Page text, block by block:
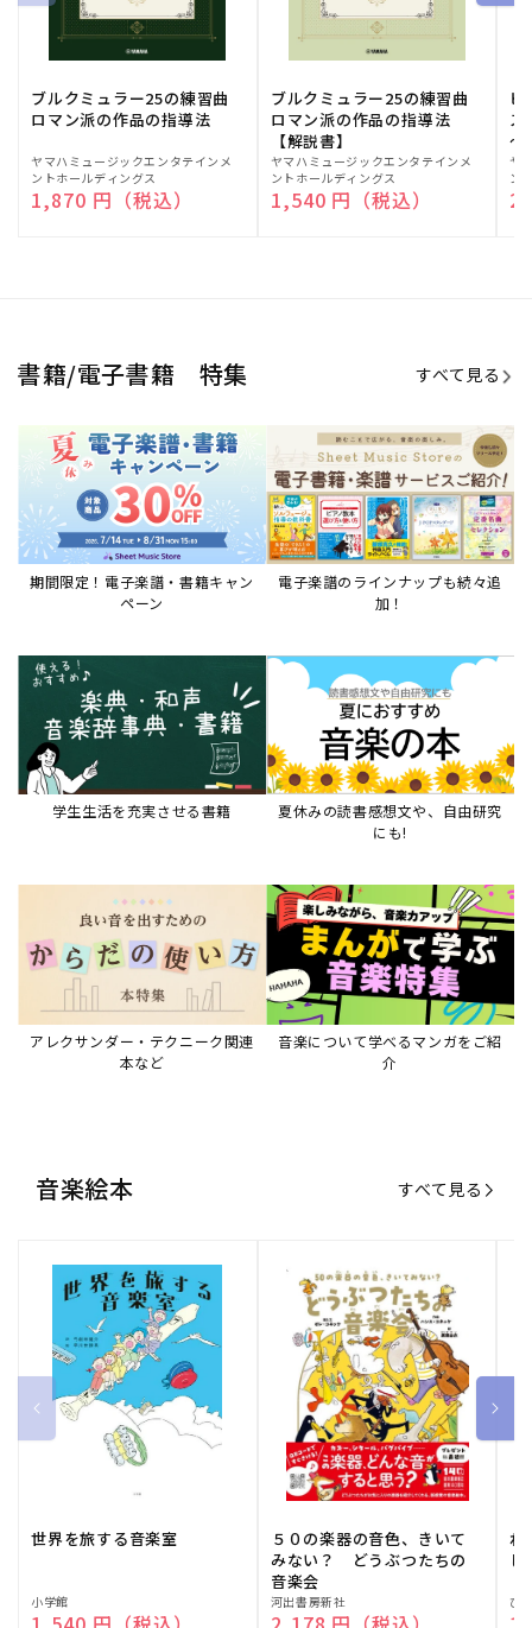
ブルクミュラー25の練習曲
ロマン派の作品の指導法
販
売
元:
ヤマハミュージックエンタテインメ
ントホールディングス
通常価格
1,870 円（税込）
ブルクミュラー25の練習曲
ロマン派の作品の指導法
【解説書】
販
売
元:
ヤマハミュージックエンタテインメ
ントホールディングス
通常価格
1,540 円（税込）
ピ
ス
～
販
売
元:
ヤ
ン
書籍/電子書籍 特集 すべて見る
期間限定！電子楽譜・書籍キャン
ペーン
電子楽譜のラインナップも続々追
加！
学生生活を充実させる書籍
夏休みの読書感想文や、自由研究
にも!
アレクサンダー・テクニーク関連
本など
音楽について学べるマンガをご紹
介
音楽絵本 すべて見る
世界を旅する音楽室
販
小学館
５０の楽器の音色、きいて
みない？ どうぶつたちの
音楽会
販
河出書房新社
ね
販ひ